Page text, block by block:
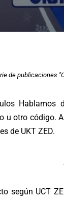
de publicaciones
Hablamos
u otro código.
de UKT ZED.
según UCT